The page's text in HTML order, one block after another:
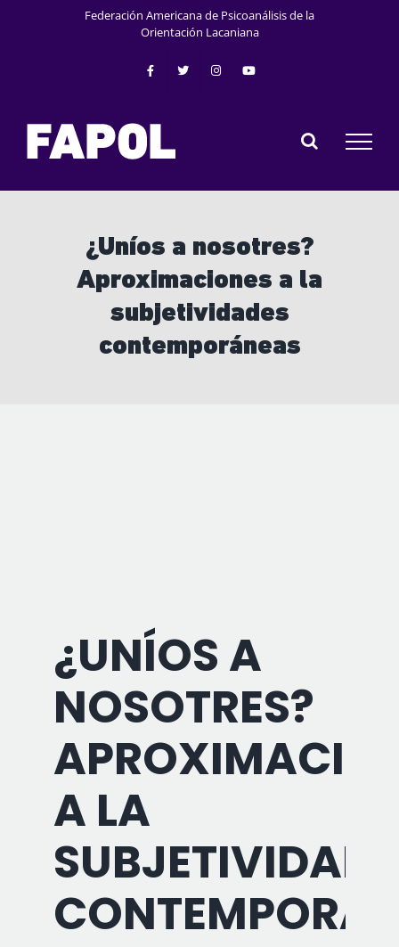
Federación Americana de Psicoanálisis de la
Orientación Lacaniana
¿Uníos a nosotres?
Aproximaciones a la
subjetividades
contemporáneas
¿UNÍOS A
NOSOTRES?
A LA